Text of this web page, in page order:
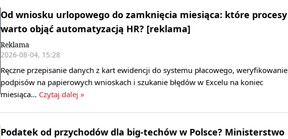
Od wniosku urlopowego do zamknięcia miesiąca: które procesy
warto objąć automatyzacją HR? [reklama]
Reklama
2026-08-04, 15:28
Ręczne przepisanie danych z kart ewidencji do systemu płacowego, weryfikowanie
podpisów na papierowych wnioskach i szukanie błędów w Excelu na koniec
miesiąca… Czytaj dalej »
Podatek od przychodów dla big-techów w Polsce? Ministerstwo